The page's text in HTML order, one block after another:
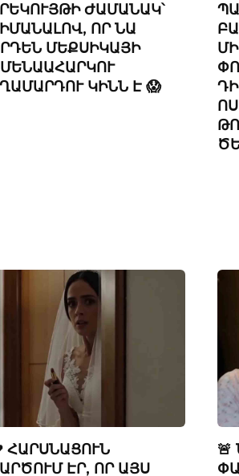
ԺԱՄԱՆԱԿ՝
ՈՐ ՆԱ
ՄԵՔՍԻԿԱՅԻ
ԿԻՆՆ Է 😱
ՀԱՐՍՆԱՑՈՒՆ
ԷՐ, ՈՐ ԱՅՍ